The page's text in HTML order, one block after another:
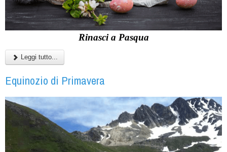
Rinasci a Pasqua
Leggi tutto...
Equinozio di Primavera